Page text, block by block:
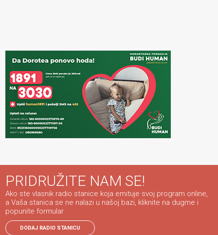
PRIDRUŽITE NAM SE!
Ako ste vlasnik radio stanice koja emituje svoj program online,
a Vaša stanica se ne nalazi u našoj bazi, kliknite na dugme i
popunite formular.
DODAJ RADIO STANICU